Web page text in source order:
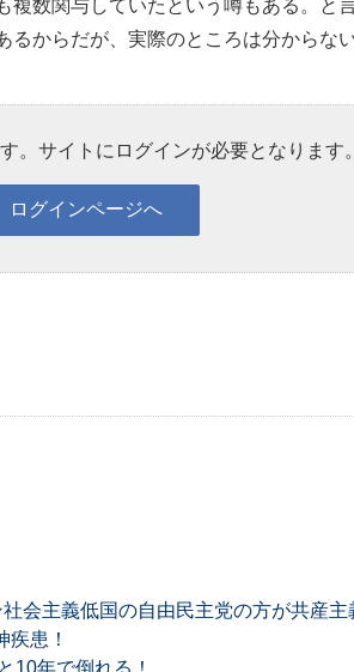
複数関与していたという噂もある。と
るからだが、実際のところは分からな
。サイトにログインが必要となります
会主義低国の自由民主党の方が共産主
患！
10年で倒れる！